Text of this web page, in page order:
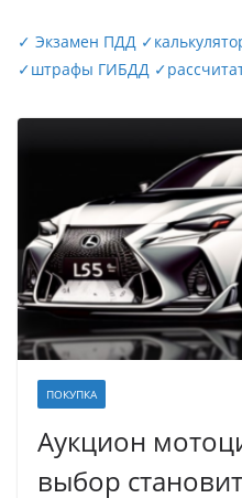
✓ Экзамен ПДД ✓
✓штрафы ГИБДД ✓
ПОКУПКА
Аукцион
выбор